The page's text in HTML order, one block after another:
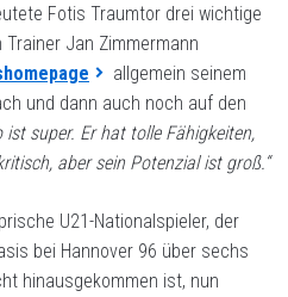
Fotis Traumtor drei wichtige
Trainer Jan Zimmermann
allgemein seinem
und dann auch noch auf den
ist super. Er hat tolle Fähigkeiten,
aber sein Potenzial ist groß.“
U21-Nationalspieler, der
bei Hannover 96 über sechs
hinausgekommen ist, nun